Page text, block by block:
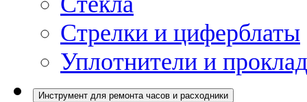
Стрелки и циферблаты
Уплотнители и
Инструмент для ремонта часов и расходники